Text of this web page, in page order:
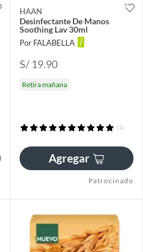
HAAN
Desinfectante De Manos
Soothing Lav 30ml
Por FALABELLA
S/ 19.90
Retira mañana
(1)
Agregar
Patrocinado